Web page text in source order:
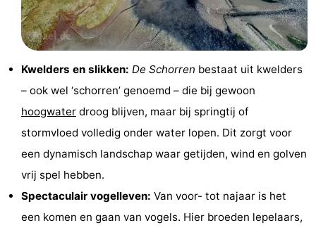
Bosch
Holland
Land
Zeezicht
Strandhuys
Strandplevier
Bed
Campings
Kwelders en slikken: De Schorren bestaat uit kwelders
– ook wel ‘schorren’ genoemd – die bij gewoon
hoogwater droog blijven, maar bij springtij of
stormvloed volledig onder water lopen. Dit zorgt voor
een dynamisch landschap waar getijden, wind en golven
vrij spel hebben.
Spectaculair vogelleven: Van voor- tot najaar is het
een komen en gaan van vogels. Hier broeden lepelaars,